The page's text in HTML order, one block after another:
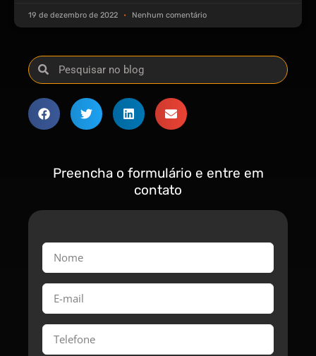
19 de dezembro de 2022 Nenhum comentário
Preencha o formulário e entre em
contato